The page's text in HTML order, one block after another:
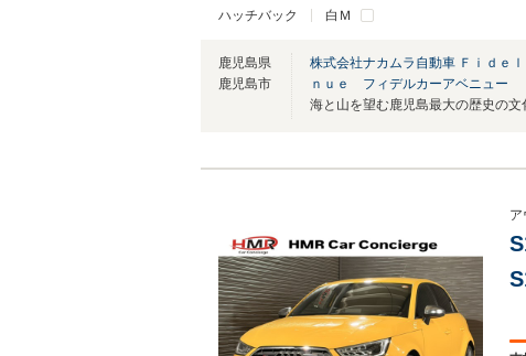
ハッチバック 白Ｍ
鹿児島県
鹿児島市
株式会社ナカムラ自動車 Ｆｉｄ
ｎｕｅ フィデルカーアベニュー
ア